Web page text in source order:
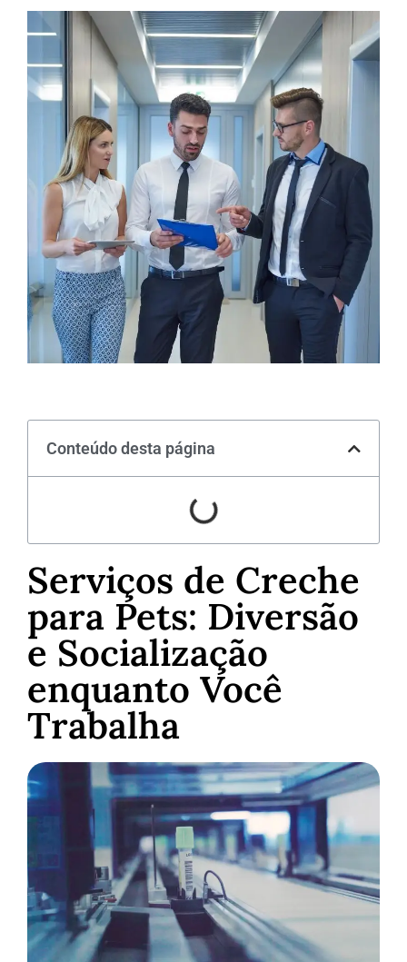
Conteúdo desta página
Serviços de Creche
para Pets: Diversão
e Socialização
enquanto Você
Trabalha